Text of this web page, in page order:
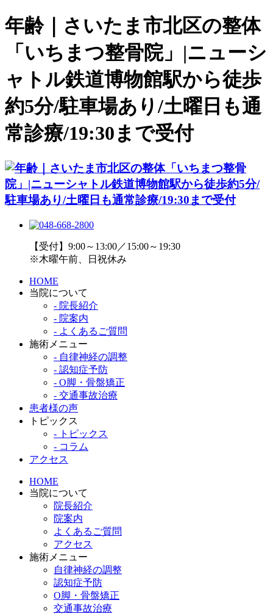
年齢｜さいたま市北区の整体
「いちまつ整骨院」|ニューシ
ャトル鉄道博物館駅から徒歩
約5分/駐車場あり/土曜日も通
常診療/19:30まで受付
【受付】9:00～13:00／15:00～19:30
※木曜午前、日祝休み
HOME
当院について
- 院長紹介
- 院案内
- よくあるご質問
施術メニュー
- 自律神経の調整
- 認知症予防
- O脚・骨盤矯正
- 交通事故治療
患者様の声
トピックス
- トピックス
- コラム
アクセス
HOME
当院について
院長紹介
院案内
よくあるご質問
アクセス
施術メニュー
自律神経の調整
認知症予防
O脚・骨盤矯正
交通事故治療